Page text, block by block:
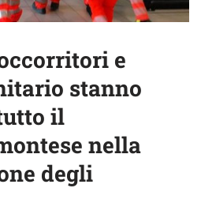
e
stanno
il
nella
degli